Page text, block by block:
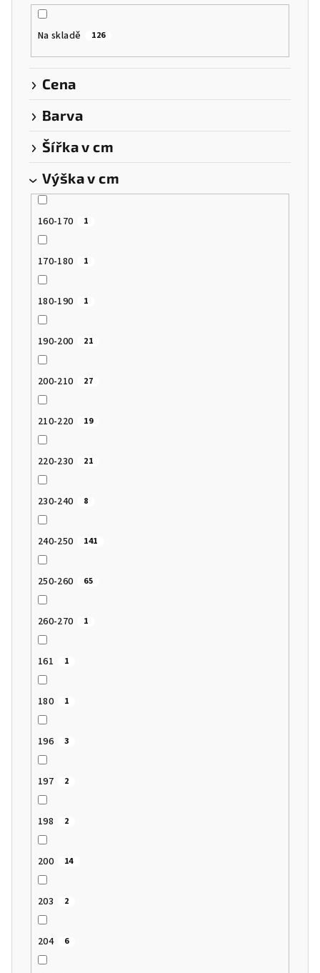
Na skladě 126
Cena
Barva
Šířka v cm
Výška v cm
160-170 1
170-180 1
180-190 1
190-200 21
200-210 27
210-220 19
220-230 21
230-240 8
240-250 141
250-260 65
260-270 1
161 1
180 1
196 3
197 2
198 2
200 14
203 2
204 6